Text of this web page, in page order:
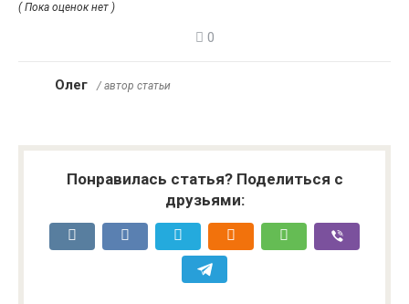
( Пока оценок нет )
0
Олег / автор статьи
Понравилась статья? Поделиться с
друзьями: